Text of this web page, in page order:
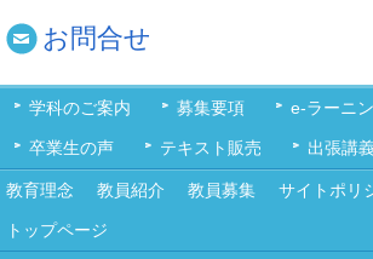
お問合せ
学科のご案内 募集要項 e-ラーニ
卒業生の声 テキスト販売 出張講
教育理念 教員紹介 教員募集 サイトポリ
トップページ